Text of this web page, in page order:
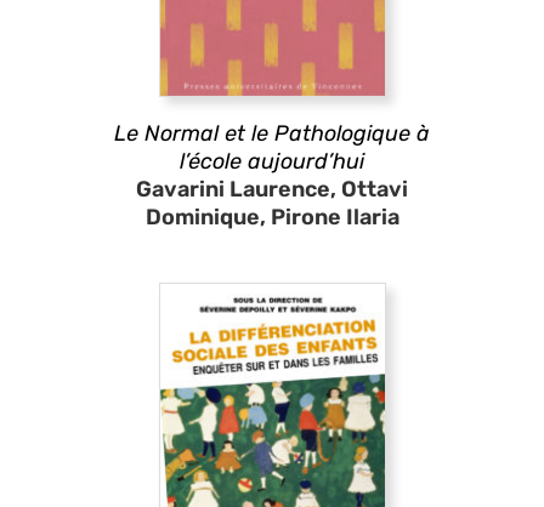
Le Normal et le Pathologique à
l’école aujourd’hui
Gavarini Laurence, Ottavi
Dominique, Pirone Ilaria